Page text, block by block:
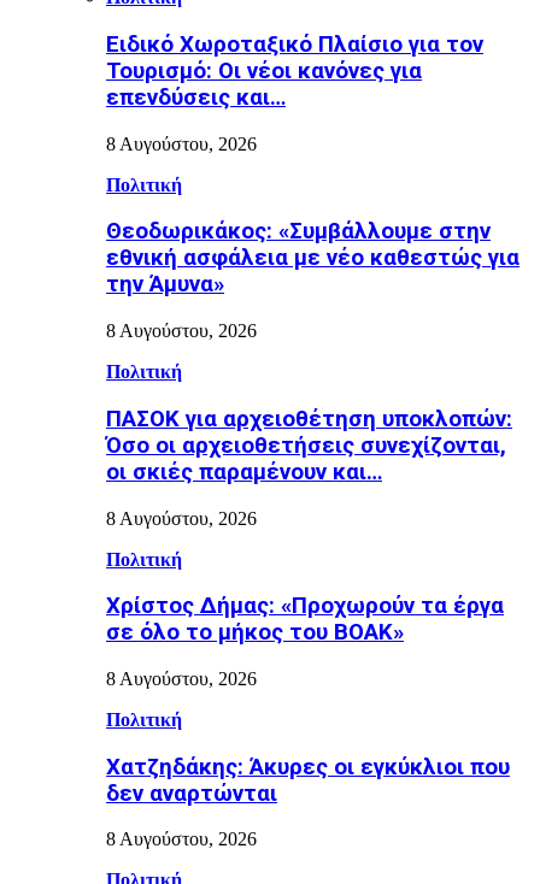
Ειδικό Χωροταξικό Πλαίσιο για τον
Τουρισμό: Οι νέοι κανόνες για
επενδύσεις και…
8 Αυγούστου, 2026
Πολιτική
Θεοδωρικάκος: «Συμβάλλουμε στην
εθνική ασφάλεια με νέο καθεστώς για
την Άμυνα»
8 Αυγούστου, 2026
Πολιτική
ΠΑΣΟΚ για αρχειοθέτηση υποκλοπών:
Όσο οι αρχειοθετήσεις συνεχίζονται,
οι σκιές παραμένουν και…
8 Αυγούστου, 2026
Πολιτική
Χρίστος Δήμας: «Προχωρούν τα έργα
σε όλο το μήκος του ΒΟΑΚ»
8 Αυγούστου, 2026
Πολιτική
Χατζηδάκης: Άκυρες οι εγκύκλιοι που
δεν αναρτώνται
8 Αυγούστου, 2026